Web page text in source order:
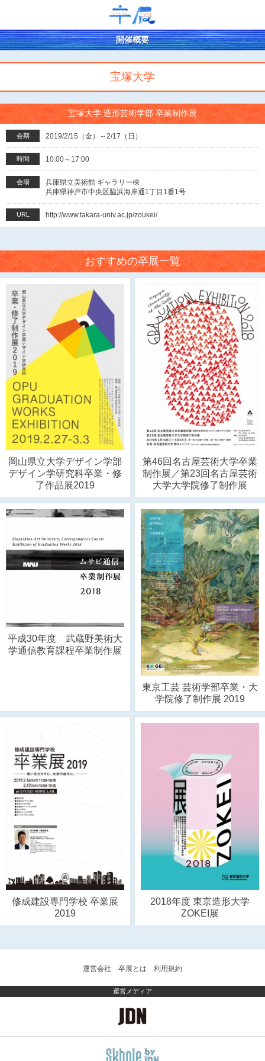
開催概要
宝塚大学
宝塚大学 造形芸術学部 卒業制作展
会期 2019/2/15（金）～2/17（日）
時間 10:00～17:00
会場
兵庫県立美術館 ギャラリー棟
兵庫県神戸市中央区脇浜海岸通1丁目1番1号
URL http://www.takara-univ.ac.jp/zoukei/
おすすめの卒展一覧
岡山県立大学デザイン学部
デザイン学研究科卒業・修
了作品展2019
第46回名古屋芸術大学卒業
制作展／第23回名古屋芸術
大学大学院修了制作展
平成30年度 武蔵野美術大
学通信教育課程卒業制作展
東京工芸 芸術学部卒業・大
学院修了制作展 2019
修成建設専門学校 卒業展
2019
2018年度 東京造形大学
ZOKEI展
運営会社 卒展とは 利用規約
運営メディア